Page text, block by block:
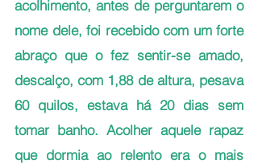
acolhimento, antes de perguntarem o
nome dele, foi recebido com um forte
abraço que o fez sentir-se amado,
descalço, com 1,88 de altura, pesava
60 quilos, estava há 20 dias sem
tomar banho. Acolher aquele rapaz
que dormia ao relento era o mais